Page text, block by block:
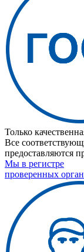
Только
Все
предоставляются
Мы в регистре
проверенных